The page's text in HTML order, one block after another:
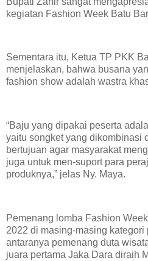
kegiatan Fashion Week Batu
Sementara itu, Ketua TP PKK
menjelaskan, bahwa busana
fashion show adalah wastra
“Baju yang dipakai peserta
yaitu songket yang dikombinasi
bertujuan agar masyarakat
juga untuk men-suport para
produknya,” jelas Ny. Maya.
Pemenang lomba Fashion
2022 di masing-masing kategori
antaranya pemenang duta
juara pertama Jaka Dara diraih